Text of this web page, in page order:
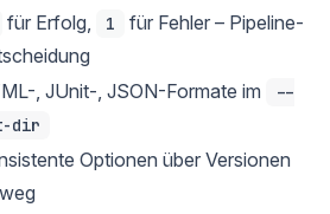
für Erfolg, 1
für Fehler – Pipeline-
, JUnit-, JSON-Formate im
--
dir
Optionen über Versionen